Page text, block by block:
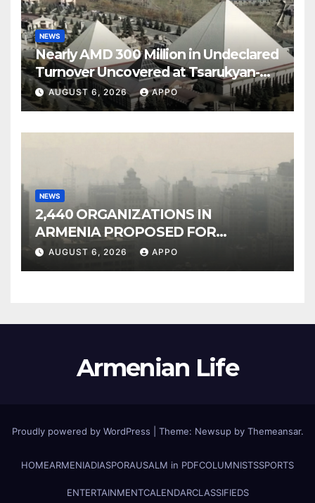
NEWS
Nearly AMD 300 Million in Undeclared
Turnover Uncovered at Tsarukyan-
Owned Entertainment Center
AUGUST 6, 2026 APPO
NEWS
2,440 ORGANIZATIONS IN
ARMENIA PROPOSED FOR
INCLUSION IN LIST OF AIR
AUGUST 6, 2026 APPO
Armenian Life
Proudly powered by WordPress Theme: Newsup by Themeansar.
HOMEARMENIADIASPORAUSALM in PDFCOLUMNISTSSPORTS
ENTERTAINMENTCALENDARCLASSIFIEDS